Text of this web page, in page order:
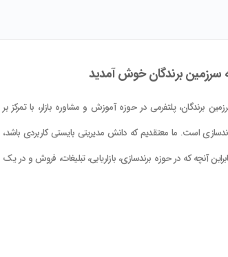
سرزمین برندگان خوش آمدید
برندگان، پلتفرمی در حوزه آموزش و مشاوره بازار، با تمرکز بر
است. ما معتقدیم که دانش مدیریتی بایستی کاربردی باشد،
آنچه که در حوزه برندسازی، بازاریابی، تبلیغات، فروش و در یک